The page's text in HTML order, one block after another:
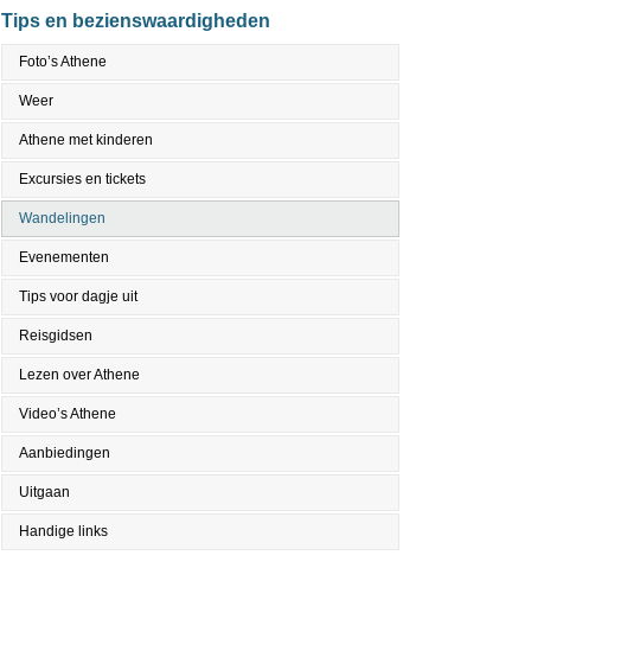
Tips en bezienswaardigheden
Foto’s Athene
Weer
Athene met kinderen
Excursies en tickets
Wandelingen
Evenementen
Tips voor dagje uit
Reisgidsen
Lezen over Athene
Video’s Athene
Aanbiedingen
Uitgaan
Handige links